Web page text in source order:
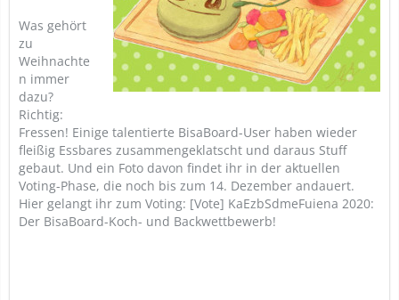
Was gehört
zu
Weihnachte
n immer
dazu?
Richtig:
Fressen! Einige talentierte BisaBoard-User haben wieder
fleißig Essbares zusammengeklatscht und daraus Stuff
gebaut. Und ein Foto davon findet ihr in der aktuellen
Voting-Phase, die noch bis zum 14. Dezember andauert.
Hier gelangt ihr zum Voting: [Vote] KaEzbSdmeFuiena 2020:
Der BisaBoard-Koch- und Backwettbewerb!